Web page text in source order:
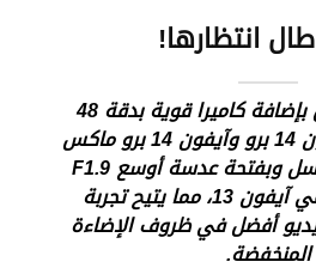
انتظارها!
وأخيرا… قامت أبل بإضافة كاميرا قوية بدقة 48
ميجابكسل في آيفون 14 برو وآيفون 14 برو ماكس
بدلا من 12 ميجابكسل وبفتحة عدسة أوسع F1.9
مقارنة مع F2.2 في آيفون 13، مما يتيح تجربة
أفضل في ظروف الإضاءة
المنخفضة.